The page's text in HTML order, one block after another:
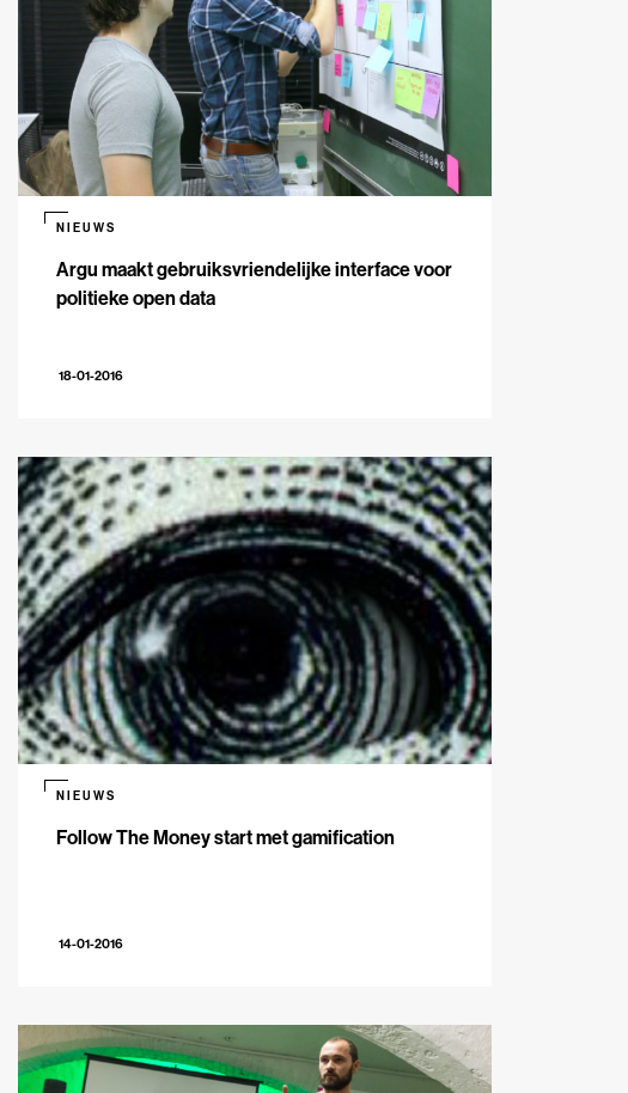
Argu maakt gebruiksvriendelijke interface voor
politieke open data
NIEUWS
18-01-2016
Follow The Money start met gamification
NIEUWS
14-01-2016